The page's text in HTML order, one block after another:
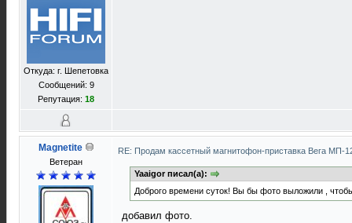
Откуда: г. Шепетовка
Сообщений: 9
Репутация: 18
Magnetite
Ветеран
RE: Продам кассетный магнитофон-приставка Вега МП-
Yaaigor писал(а):
Доброго времени суток! Вы бы фото выложили ,
добавил фото.